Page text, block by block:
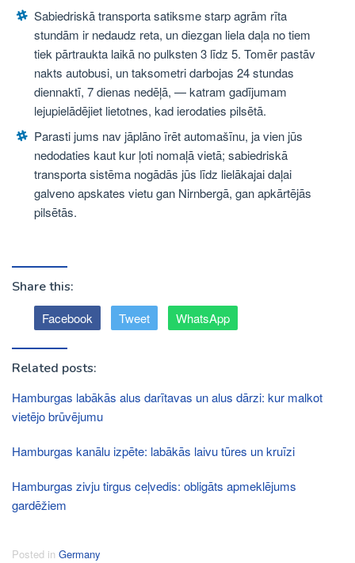
Sabiedriskā transporta satiksme starp agrām rīta
stundām ir nedaudz reta, un diezgan liela daļa no tiem
tiek pārtraukta laikā no pulksten 3 līdz 5. Tomēr pastāv
nakts autobusi, un taksometri darbojas 24 stundas
diennaktī, 7 dienas nedēļā, — katram gadījumam
lejupielādējiet lietotnes, kad ierodaties pilsētā.
Parasti jums nav jāplāno īrēt automašīnu, ja vien jūs
nedodaties kaut kur ļoti nomaļā vietā; sabiedriskā
transporta sistēma nogādās jūs līdz lielākajai daļai
galveno apskates vietu gan Nirnbergā, gan apkārtējās
pilsētās.
Share this:
Facebook Tweet WhatsApp
Related posts:
Hamburgas labākās alus darītavas un alus dārzi: kur malkot
vietējo brūvējumu
Hamburgas kanālu izpēte: labākās laivu tūres un kruīzi
Hamburgas zivju tirgus ceļvedis: obligāts apmeklējums
gardēžiem
Posted in Germany